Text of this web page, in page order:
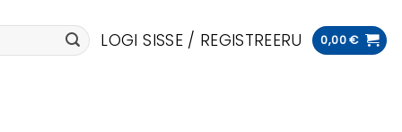
LOGI SISSE / REGISTREERU 0,00€